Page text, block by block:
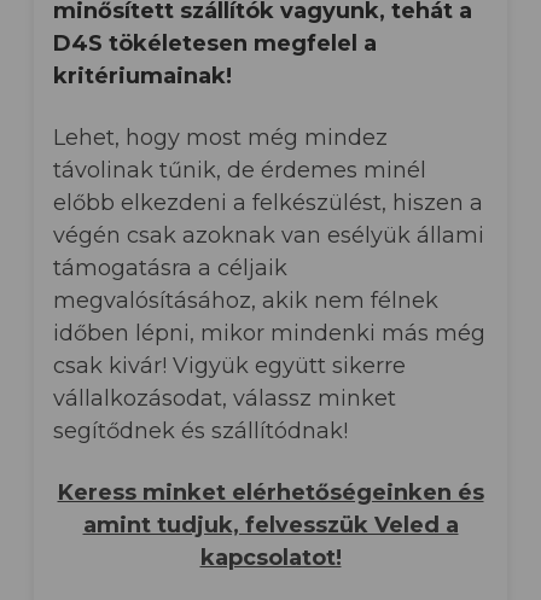
minősített szállítók vagyunk, tehát a
D4S tökéletesen megfelel a
kritériumainak!
Lehet, hogy most még mindez
távolinak tűnik, de érdemes minél
előbb elkezdeni a felkészülést, hiszen a
végén csak azoknak van esélyük állami
támogatásra a céljaik
megvalósításához, akik nem félnek
időben lépni, mikor mindenki más még
csak kivár! Vigyük együtt sikerre
vállalkozásodat, válassz minket
segítődnek és szállítódnak!
Keress minket elérhetőségeinken és
amint tudjuk, felvesszük Veled a
kapcsolatot!